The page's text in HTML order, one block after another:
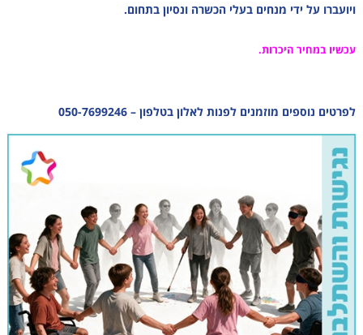
ויועברו על ידי מנחים בעלי הכשרה ונסיון בתחום.
עכשיו במחיר היכרות.
לפרטים נוספים מוזמנים לפנות לאלון בטלפון – 050-7699246